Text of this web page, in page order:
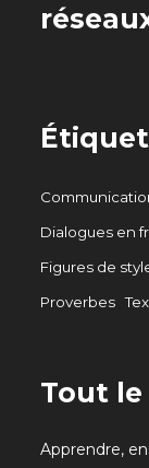
Dialogues en
Figures de
Proverbes
Tout
Apprendre,